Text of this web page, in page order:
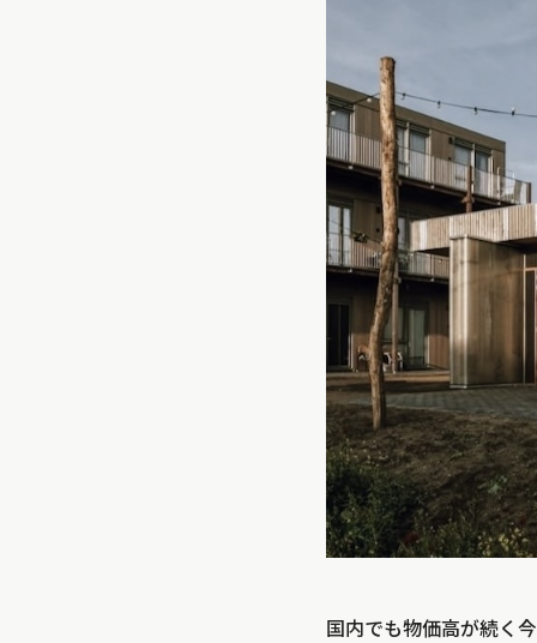
国内でも物価高が続く